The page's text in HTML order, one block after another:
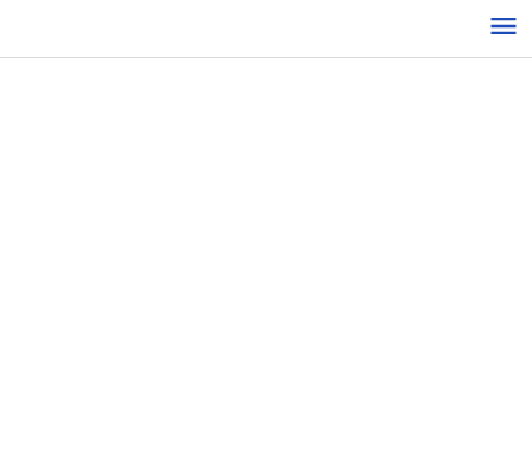
konten